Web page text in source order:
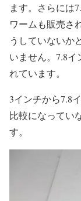
ます。さらには
ワームも販売さ
うしていないか
いません。7.8
れています。
3インチから7.8
比較になってい
す。